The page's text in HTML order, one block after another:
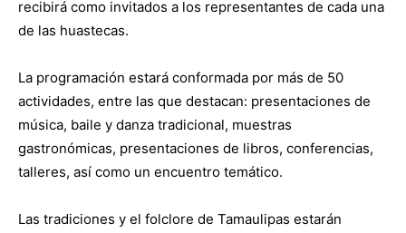
recibirá como invitados a los representantes de cada una
de las huastecas.
La programación estará conformada por más de 50
actividades, entre las que destacan: presentaciones de
música, baile y danza tradicional, muestras
gastronómicas, presentaciones de libros, conferencias,
talleres, así como un encuentro temático.
Las tradiciones y el folclore de Tamaulipas estarán